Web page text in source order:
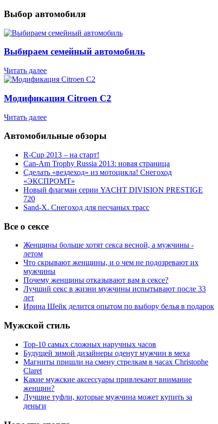
Выбор автомобиля
Выбираем семейный автомобиль
Читать далее
Модификация Citroen С2
Читать далее
Автомобильные обзоры
R-Cup 2013 – на старт!
Can-Am Trophy Russia 2013: новая страница
Сделать «вездеход» из мотоцикла! Снегоход
«ЭКСПРОМТ»
Новый флагман серии YACHT DIVISION PRESTIGE
720
Sand-X. Снегоход для песчаных трасс
Все о сексе
Женщины больше хотят секса весной, а мужчины -
летом
Что скрывают женщины, и о чем не подозревают их
мужчины
Почему женщины отказывают вам в сексе?
Лучший секс в жизни мужчины испытывают после 33
лет
Ирина Шейк делится опытом по выбору белья в подарок
Мужской стиль
Top-10 самых сложных наручных часов
Будущей зимой дизайнеры оденут мужчин в меха
Магниты пришли на смену стрелкам в часах Christophe
Claret
Какие мужские аксессуары привлекают внимание
женщин?
Лучшие туфли, которые мужчина может купить за
деньги